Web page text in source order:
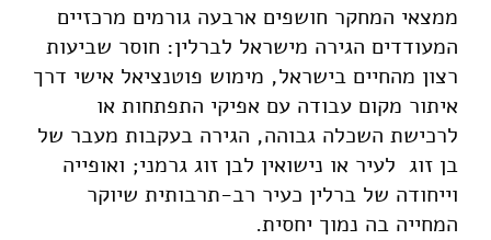
ממצאי המחקר חושפים ארבעה גורמים מרכזיים
המעודדים הגירה מישראל לברלין: חוסר שביעות
רצון מהחיים בישראל, מימוש פוטנציאל אישי דרך
איתור מקום עבודה עם אפיקי התפתחות או
לרכישת השכלה גבוהה, הגירה בעקבות מעבר של
בן זוג לעיר או נישואין לבן זוג גרמני; ואופייה
וייחודה של ברלין כעיר רב-תרבותית שיוקר
המחייה בה נמוך יחסית.